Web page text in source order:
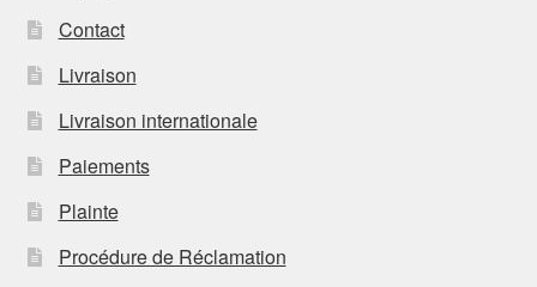
Contact
Livraison
Livraison internationale
Paiements
Plainte
Procédure de Réclamation